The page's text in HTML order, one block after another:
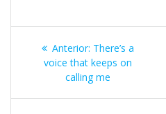
Navegación
entradas
Anterior: Entrada
anterior:
There’s a
voice that keeps on
calling me